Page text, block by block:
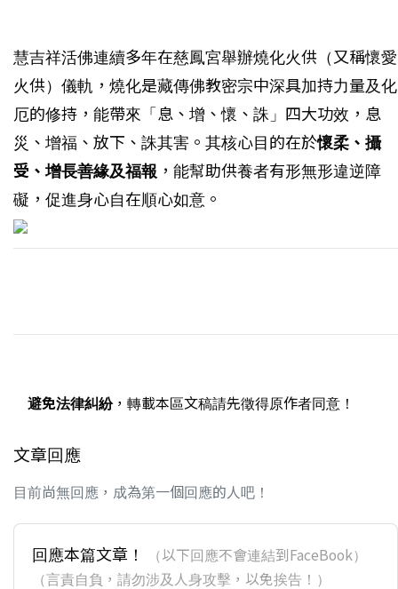
慧吉祥活佛連續多年在慈鳳宮舉辦燒化火供（又稱懷愛
火供）儀軌，燒化是藏傳佛教密宗中深具加持力量及化
厄的修持，能帶來「息、增、懷、誅」四大功效，息
災、增福、放下、誅其害。其核心目的在於懷柔、攝
受、增長善緣及福報 ，能幫助供養者有形無形違逆障
礙，促進身心自在順心如意。
避免法律糾紛，轉載本區文稿請先徵得原作者同意！
文章回應
目前尚無回應，成為第一個回應的人吧！
回應本篇文章！
（以下回應不會連結到FaceBook）
（言責自負，請勿涉及人身攻擊，以免挨告！）